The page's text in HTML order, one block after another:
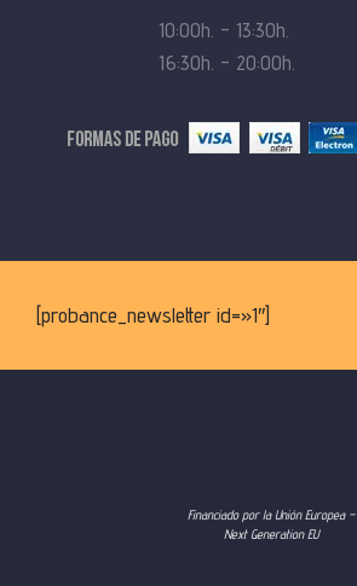
10:00h. – 13:30h.
16:30h. – 20:00h.
[probance_newsletter id=»1″]
Financiado por la Unión Europea –
Next Generation EU